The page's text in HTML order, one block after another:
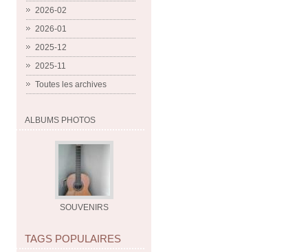
2026-02
2026-01
2025-12
2025-11
Toutes les archives
ALBUMS PHOTOS
SOUVENIRS
TAGS POPULAIRES